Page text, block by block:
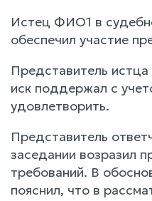
Истец ФИО1 в
обеспечил участие
Представитель
иск поддержал с
удовлетворить.
Представитель
заседании возразил
требований. В
пояснил, что в